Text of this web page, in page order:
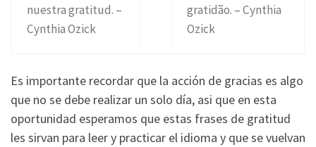
nuestra gratitud. –
Cynthia Ozick
gratidão. – Cynthia
Ozick
Es importante recordar que la acción de gracias es algo
que no se debe realizar un solo día, asi que en esta
oportunidad esperamos que estas frases de gratitud
les sirvan para leer y practicar el idioma y que se vuelvan